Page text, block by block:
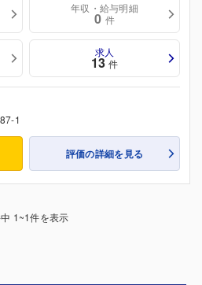
年収・給与明細
0 件
求人
13 件
1
評価の詳細を見る
1~1件を表示